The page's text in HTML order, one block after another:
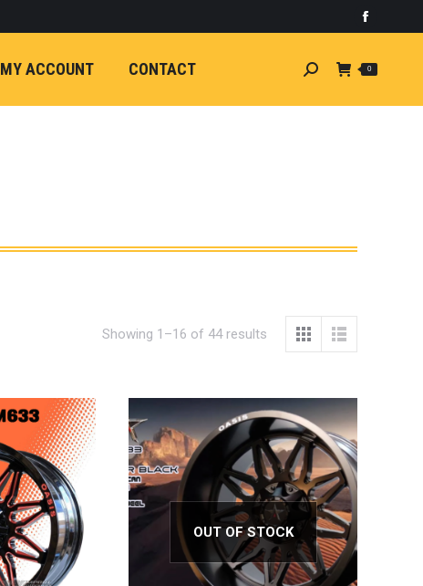
MY ACCOUNT CONTACT Search: 0
Showing 1–16 of 44 results
OUT OF STOCK
าลัยไฟฟ้า
อน
นาด
T6ตรง
-
งศา Option
Option
4WD